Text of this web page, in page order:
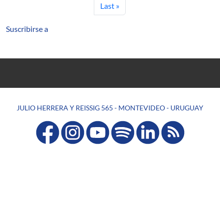
Última página
Last »
Suscribirse a
JULIO HERRERA Y REISSIG 565 - MONTEVIDEO - URUGUAY